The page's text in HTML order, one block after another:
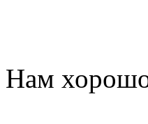
Нам